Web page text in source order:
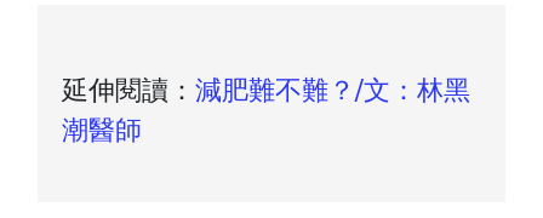
延伸閱讀：減肥難不難？/文：林黑
潮醫師